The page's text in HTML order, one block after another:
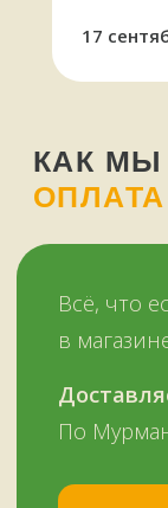
17
Оплатить
через
Мы работаем